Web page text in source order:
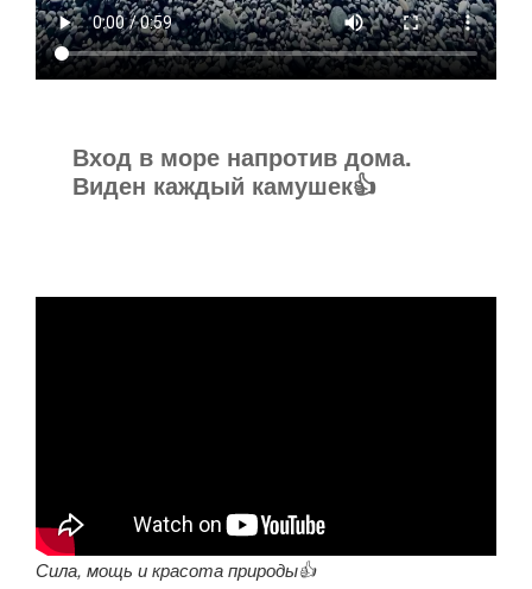
Вход в море напротив дома.
Виден каждый камушек👍
Сила, мощь и красота природы👍